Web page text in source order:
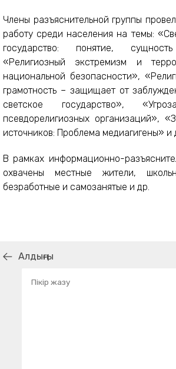
Члены разъяснительной группы
работу среди населения на темы:
государство: понятие,
«Религиозный экстремизм и
национальной безопасности»,
грамотность – защищает от
светское государство»,
псевдорелигиозных организаций»,
источников: Проблема медиагигены» и
В рамках информационно-
охвачены местные жители,
безработные и самозанятые и др.
Алдыңғы